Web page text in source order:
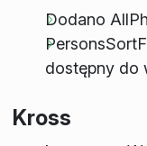
Dodano
dostępny do
Kross